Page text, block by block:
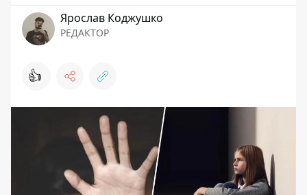
Ярослав Коджушко
РЕДАКТОР
👍